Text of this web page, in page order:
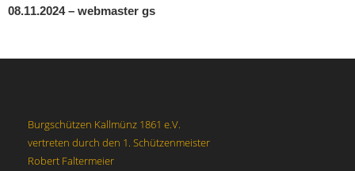
08.11.2024 – webmaster gs
Burgschützen Kallmünz 1861 e.V.
vertreten durch den 1. Schützenmeister
Robert Faltermeier